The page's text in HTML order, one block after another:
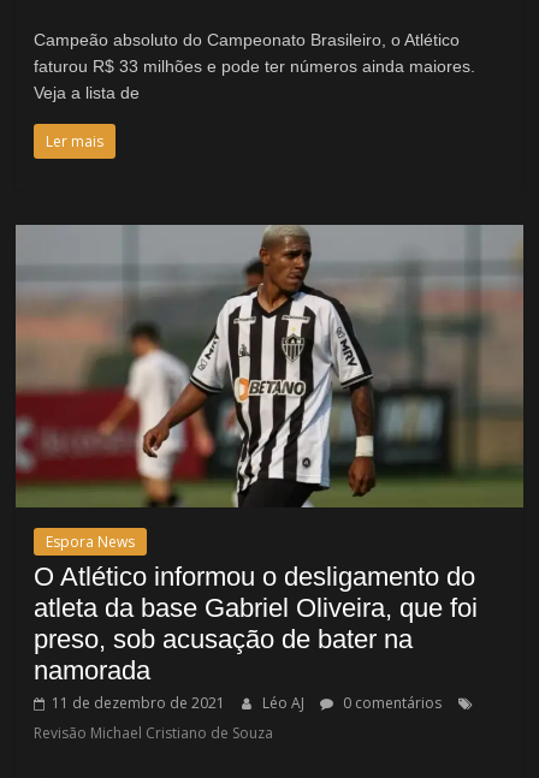
Campeão absoluto do Campeonato Brasileiro, o Atlético
faturou R$ 33 milhões e pode ter números ainda maiores.
Veja a lista de
Ler mais
Espora News
O Atlético informou o desligamento do
atleta da base Gabriel Oliveira, que foi
preso, sob acusação de bater na
namorada
11 de dezembro de 2021 Léo AJ
0 comentários
Revisão Michael Cristiano de Souza